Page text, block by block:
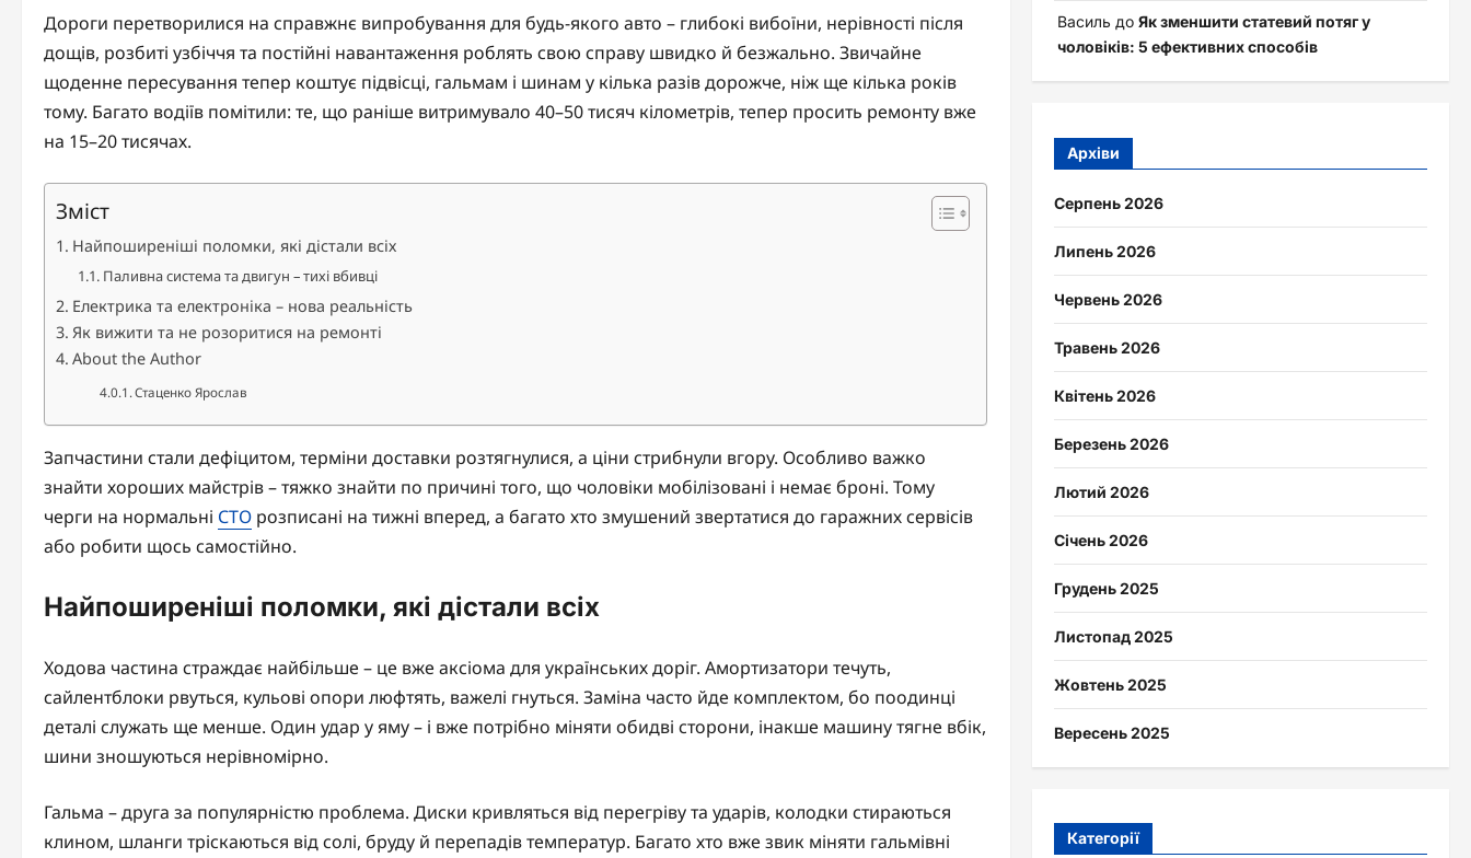
Дороги перетворилися на справжнє випробування для будь-якого авто – глибокі вибоїни, нерівності після
дощів, розбиті узбіччя та постійні навантаження роблять свою справу швидко й безжально. Звичайне
щоденне пересування тепер коштує підвісці, гальмам і шинам у кілька разів дорожче, ніж ще кілька років
тому. Багато водіїв помітили: те, що раніше витримувало 40–50 тисяч кілометрів, тепер просить ремонту вже
на 15–20 тисячах.
Зміст
Найпоширеніші поломки, які дістали всіх
Паливна система та двигун – тихі вбивці
Електрика та електроніка – нова реальність
Як вижити та не розоритися на ремонті
About the Author
Стаценко Ярослав
Запчастини стали дефіцитом, терміни доставки розтягнулися, а ціни стрибнули вгору. Особливо важко
знайти хороших майстрів – тяжко знайти по причині того, що чоловіки мобілізовані і немає броні. Тому
черги на нормальні СТО розписані на тижні вперед, а багато хто змушений звертатися до гаражних сервісів
або робити щось самостійно.
Найпоширеніші поломки, які дістали всіх
Ходова частина страждає найбільше – це вже аксіома для українських доріг. Амортизатори течуть,
сайлентблоки рвуться, кульові опори люфтять, важелі гнуться. Заміна часто йде комплектом, бо поодинці
деталі служать ще менше. Один удар у яму – і вже потрібно міняти обидві сторони, інакше машину тягне вбік,
шини зношуються нерівномірно.
Гальма – друга за популярністю проблема. Диски кривляться від перегріву та ударів, колодки стираються
клином, шланги тріскаються від солі, бруду й перепадів температур. Багато хто вже звик міняти гальмівні
Василь до Як зменшити статевий потяг у
чоловіків: 5 ефективних способів
Архіви
Серпень 2026
Липень 2026
Червень 2026
Травень 2026
Квітень 2026
Березень 2026
Лютий 2026
Січень 2026
Грудень 2025
Листопад 2025
Жовтень 2025
Вересень 2025
Категорії